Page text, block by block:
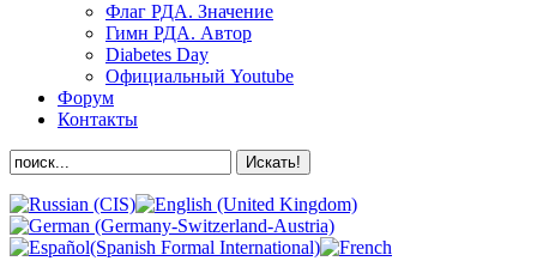
Флаг РДА. Значение
Гимн РДА. Автор
Diabetes Day
Официальный Youtube
Форум
Контакты